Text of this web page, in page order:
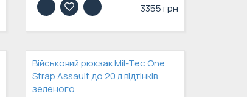
3355 грн
Військовий рюкзак Mil-Tec One
Strap Assault до 20 л відтінків
зеленого